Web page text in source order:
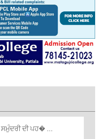
ਦੀ ਪਹ� ...